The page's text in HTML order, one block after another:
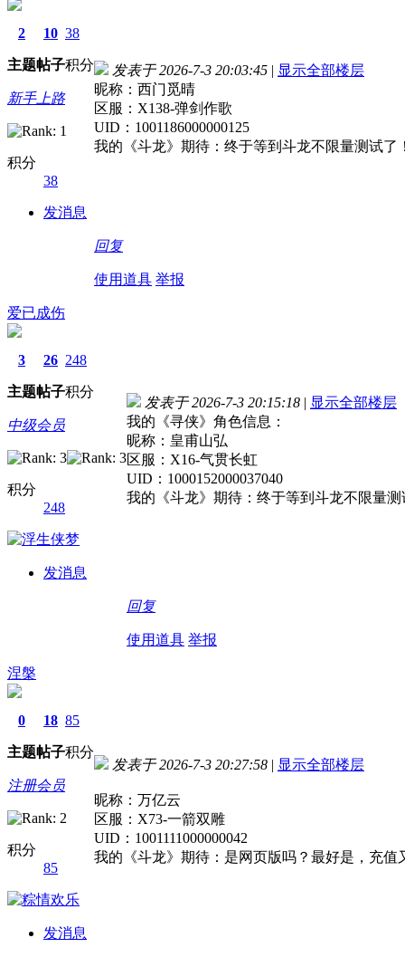
2
主题
10
帖子
38
积分
新手上路
积分
38
发消息
发表于 2026-7-3 20:03:45 | 显示全部楼层
昵称：西门觅晴
区服：X138-弹剑作歌
UID：1001186000000125
我的《斗龙》期待：终于等到斗龙不限量测试了
回复
使用道具 举报
爱已成伤
3
主题
26
帖子
248
积分
中级会员
积分
248
发消息
发表于 2026-7-3 20:15:18 | 显示全部楼层
我的《寻侠》角色信息：
昵称：皇甫山弘
区服：X16-气贯长虹
UID：1000152000037040
我的《斗龙》期待：终于等到斗龙不限量
回复
使用道具 举报
涅槃
0
主题
18
帖子
85
积分
注册会员
积分
85
发消息
发表于 2026-7-3 20:27:58 | 显示全部楼层
昵称：万亿云
区服：X73-一箭双雕
UID：1001111000000042
我的《斗龙》期待：是网页版吗？最好是，充值